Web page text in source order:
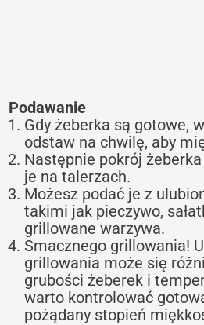
Podawanie
Gdy żeberka są gotowe,
odstaw na chwilę, aby
Następnie pokrój
je na talerzach.
Możesz podać je z
takimi jak pieczywo,
grillowane warzywa.
Smacznego grillowania!
grillowania może się
grubości żeberek i
warto kontrolować
pożądany stopień